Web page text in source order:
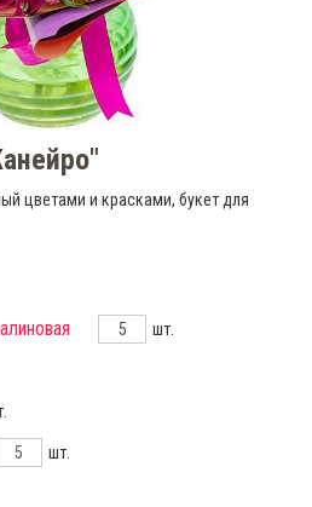
цветами и красками, букет для
шт.
шт.